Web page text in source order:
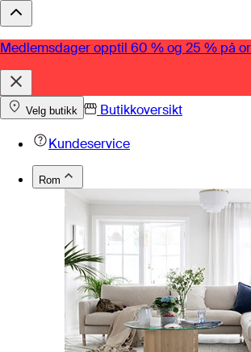
Medlemsdager opptil 60 % og 25 % på
Velg butikk
Butikkoversikt
Kundeservice
Rom